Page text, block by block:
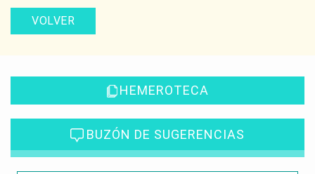
VOLVER
HEMEROTECA
BUZÓN DE SUGERENCIAS